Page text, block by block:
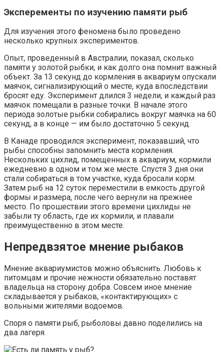
Эксперементы по изучению памяти рыб
Для изучения этого феномена было проведено
несколько крупных экспериментов.
Опыт, проведенный в Австралии, показал, сколько
памяти у золотой рыбки, и как долго она помнит важный
объект. За 13 секунд до кормления в аквариум опускали
маячок, сигнализирующий о месте, куда впоследствии
бросят еду. Эксперимент длился 3 недели, и каждый раз
маячок помещали в разные точки. В начале этого
периода золотые рыбки собирались вокруг маячка на 60
секунд, а в конце — им было достаточно 5 секунд.
В Канаде проводился эксперимент, показавший, что
рыбы способны запомнить места кормления.
Нескольких цихлид, помещенных в аквариум, кормили
ежедневно в одном и том же месте. Спустя 3 дня они
стали собираться в том участке, куда бросали корм.
Затем рыб на 12 суток переместили в емкость другой
формы и размера, после чего вернули на прежнее
место. По прошествии этого времени цихлиды не
забыли ту область, где их кормили, и плавали
преимущественно в этом месте.
Непредвзятое мнение рыбаков
Мнение аквариумистов можно объяснить. Любовь к
питомцам и прочие нежности обязательно поставят
владельца на сторону добра. Совсем иное мнение
складывается у рыбаков, «контактирующих» с
вольными жителями водоемов.
Споря о памяти рыб, рыболовы давно поделились на
два лагеря.